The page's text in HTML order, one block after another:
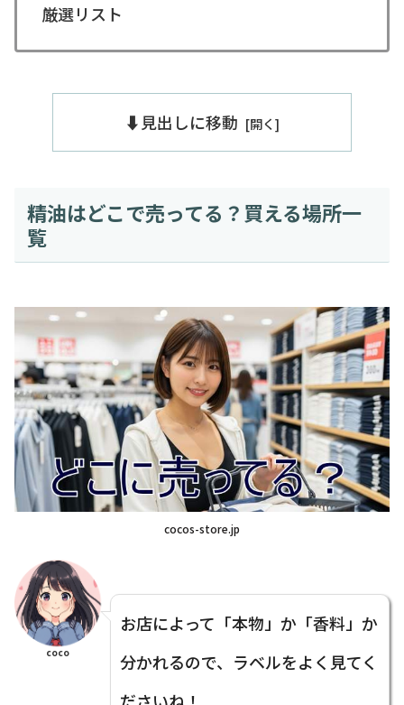
厳選リスト
⬇️見出しに移動
精油はどこで売ってる？買える場所一
覧
cocos-store.jp
coco
お店によって「本物」か「香料」か
分かれるので、ラベルをよく見てく
ださいね！